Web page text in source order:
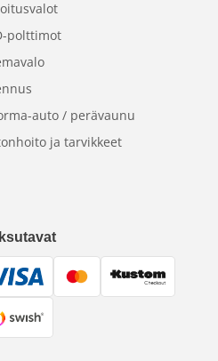
polttimot
auto / perävaunu
ja tarvikkeet